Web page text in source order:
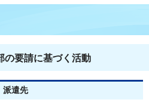
の要請に基づく活動
派遣先